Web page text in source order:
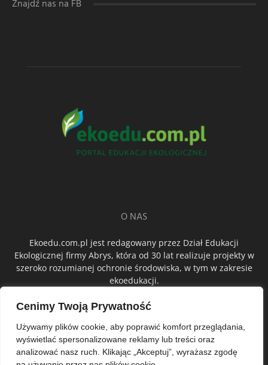
Cenimy Twoją Prywatność
Używamy plików cookie, aby poprawić komfort przeglądania,
wyświetlać spersonalizowane reklamy lub treści oraz
analizować nasz ruch. Klikając „Akceptuj”, wyrażasz zgodę
Znajdź nas na FB
O NAS
Ekoedu.com.pl jest redagowany przez Dział Edukacji
Ekologicznej firmy Abrys, która od 30 lat realizuje projekty w
szeroko rozumianej ochronie środowiska, w tym w zakresie
ekoedukacji.
ŚLEDŹ NAS